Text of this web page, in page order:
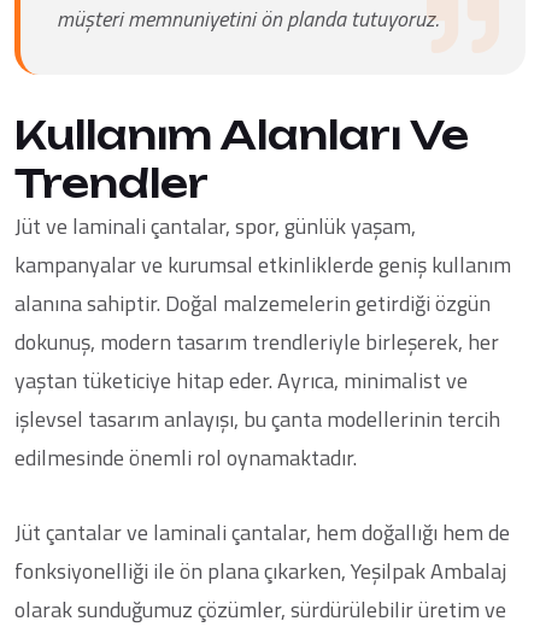
müşteri memnuniyetini ön planda tutuyoruz.
Kullanım Alanları Ve
Trendler
Jüt ve laminali çantalar, spor, günlük yaşam,
kampanyalar ve kurumsal etkinliklerde geniş kullanım
alanına sahiptir. Doğal malzemelerin getirdiği özgün
dokunuş, modern tasarım trendleriyle birleşerek, her
yaştan tüketiciye hitap eder. Ayrıca, minimalist ve
işlevsel tasarım anlayışı, bu çanta modellerinin tercih
edilmesinde önemli rol oynamaktadır.
Jüt çantalar ve laminali çantalar, hem doğallığı hem de
fonksiyonelliği ile ön plana çıkarken, Yeşilpak Ambalaj
olarak sunduğumuz çözümler, sürdürülebilir üretim ve